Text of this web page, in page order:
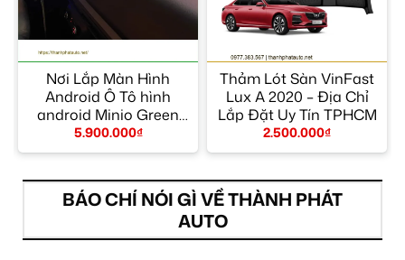
Nơi Lắp Màn Hình
Android Ô Tô hình
android Minio Green
quận 7 – Giá Tốt TPHCM
5.900.000₫
Thảm Lót Sàn VinFast
Lux A 2020 – Địa Chỉ
Lắp Đặt Uy Tín TPHCM
2.500.000₫
BÁO CHÍ NÓI GÌ VỀ THÀNH PHÁT
AUTO